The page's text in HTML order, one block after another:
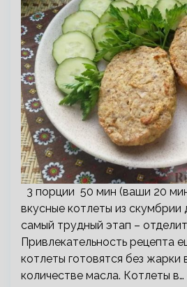
3 порции 50 мин (ваши 20
вкусные котлеты из скумбрии
самый трудный этап –
Привлекательность рецепта
котлеты готовятся без жарки
количестве масла. Котлеты в…